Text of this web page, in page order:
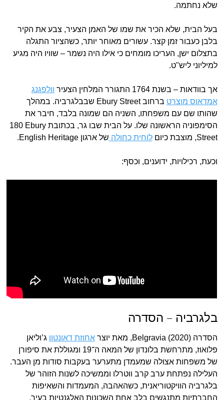
שלא נחתמה.
בעל הבית, שלא הכיר את שמו של האמן הצעיר, צבע את הקיר
בלבן כעבור זמן קצר. עשורים מאוחר יותר, כשהציור התגלה
בתצלום ישן, העריכו מומחים כי אילו היה נשמר – שוויו היה מגיע
למיליוני ליש"ט.
אך בוודאות – בשנת 1764 התגורר המלחין הצעיר
וולפגנג
אמדאוס מוצרט
ברחוב ‎Ebury Street‎ שבבלגרביה. במהלך
שהותו שם עם משפחתו, השניה הם שמונה בלבד, חיבר את
הסימפוניה הראשונה שלו. על הבית שבו גר, בכתובת ‎180 Ebury
Street‎, מוצבת כיום
לוחית כחולה של ארגון English Heritage.
וכעת, רכילויות, ידוענים, וכסף:
בלגרביה – הסדרה
הסדרה Belgravia (2020), מאת יוצר אחוזת דאונטון ג’וליאן
פלואוז, מתרחשת בלונדון של המאה ה־19 ומגוללת את סיפורן
של משפחות אצולה שמעמדן מתערער בעקבות סודות מן העבר.
העלילה נפתחת ערב קרב ווטרלו וממשיכה לשנות הזוהר של
בלגרביה הוויקטוריאנית, כשהאהבה, המעמדות והשאיפות
החברתיות מתנגשים בלב אחת השכונות האלגנטיות בעיר.